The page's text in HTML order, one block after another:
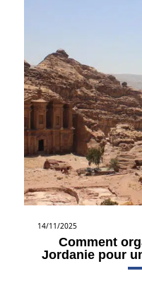
14/11/2025
Comment
Jordanie pour